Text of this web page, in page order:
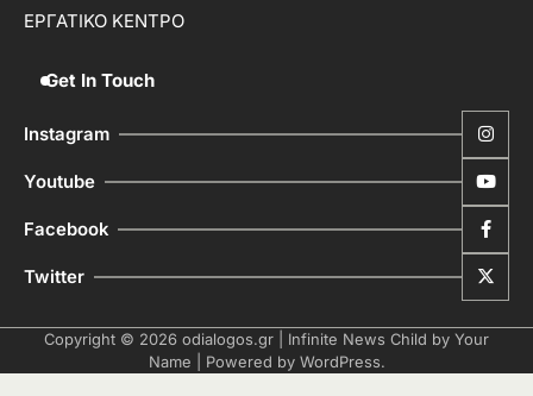
ΕΡΓΑΤΙΚΟ ΚΕΝΤΡΟ
Get In Touch
Instagram
Youtube
Facebook
Twitter
Copyright © 2026 odialogos.gr | Infinite News Child by Your
Name | Powered by WordPress.